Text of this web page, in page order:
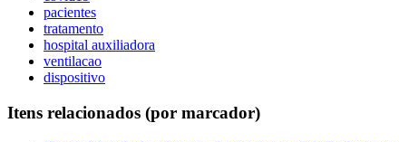
pacientes
tratamento
hospital auxiliadora
ventilacao
dispositivo
Itens relacionados (por marcador)